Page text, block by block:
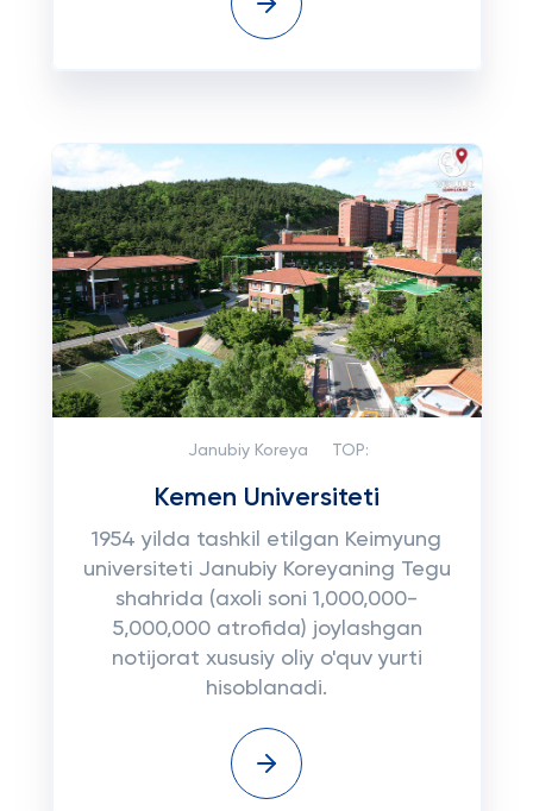
Janubiy Koreya TOP:
Kemen Universiteti
1954 yilda tashkil etilgan Keimyung
universiteti Janubiy Koreyaning Tegu
shahrida (axoli soni 1,000,000-
5,000,000 atrofida) joylashgan
notijorat xususiy oliy o'quv yurti
hisoblanadi.